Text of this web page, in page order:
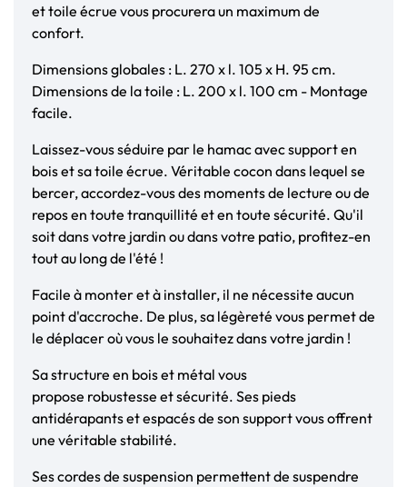
et toile écrue vous procurera un maximum de
confort.
Dimensions globales : L. 270 x l. 105 x H. 95 cm.
Dimensions de la toile : L. 200 x l. 100 cm - Montage
facile.
Laissez-vous séduire par le hamac avec support en
bois et sa toile écrue. Véritable cocon dans lequel se
bercer, accordez-vous des moments de lecture ou de
repos en toute tranquillité et en toute sécurité. Qu'il
soit dans votre jardin ou dans votre patio, profitez-en
tout au long de l'été !
Facile à monter et à installer, il ne nécessite aucun
point d'accroche. De plus, sa légèreté vous permet de
le déplacer où vous le souhaitez dans votre jardin !
Sa structure en bois et métal vous
propose robustesse et sécurité. Ses pieds
antidérapants et espacés de son support vous offrent
une véritable stabilité.
Ses cordes de suspension permettent de suspendre